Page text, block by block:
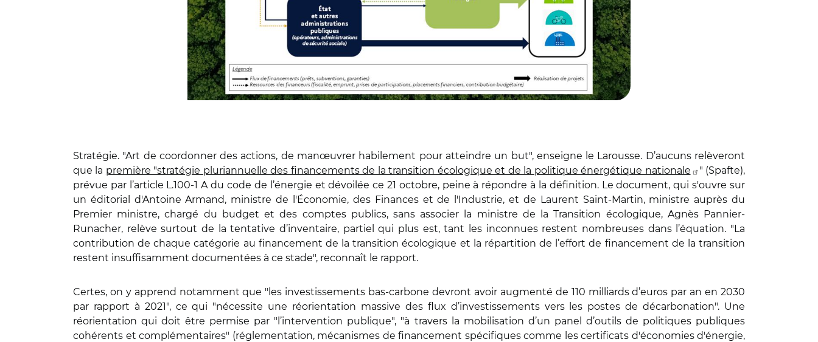
Stratégie. "Art de coordonner des actions, de manœuvrer habilement pour atteindre un but", enseigne le Larousse. D’aucuns relèveront
que la première "stratégie pluriannuelle des financements de la transition écologique et de la politique énergétique nationale
" (Spafte),
prévue par l’article L.100-1 A du code de l’énergie et dévoilée ce 21 octobre, peine à répondre à la définition. Le document, qui s'ouvre sur
un éditorial d'Antoine Armand, ministre de l'Économie, des Finances et de l'Industrie, et de Laurent Saint-Martin, ministre auprès du
Premier ministre, chargé du budget et des comptes publics, sans associer la ministre de la Transition écologique, Agnès Pannier-
Runacher, relève surtout de la tentative d’inventaire, partiel qui plus est, tant les inconnues restent nombreuses dans l’équation. "La
contribution de chaque catégorie au financement de la transition écologique et la répartition de l’effort de financement de la transition
restent insuffisamment documentées à ce stade", reconnaît le rapport.
Certes, on y apprend notamment que "les investissements bas-carbone devront avoir augmenté de 110 milliards d’euros par an en 2030
par rapport à 2021", ce qui "nécessite une réorientation massive des flux d’investissements vers les postes de décarbonation". Une
réorientation qui doit être permise par "l’intervention publique", "à travers la mobilisation d’un panel d’outils de politiques publiques
cohérents et complémentaires" (réglementation, mécanismes de financement spécifiques comme les certificats d'économies d'énergie,